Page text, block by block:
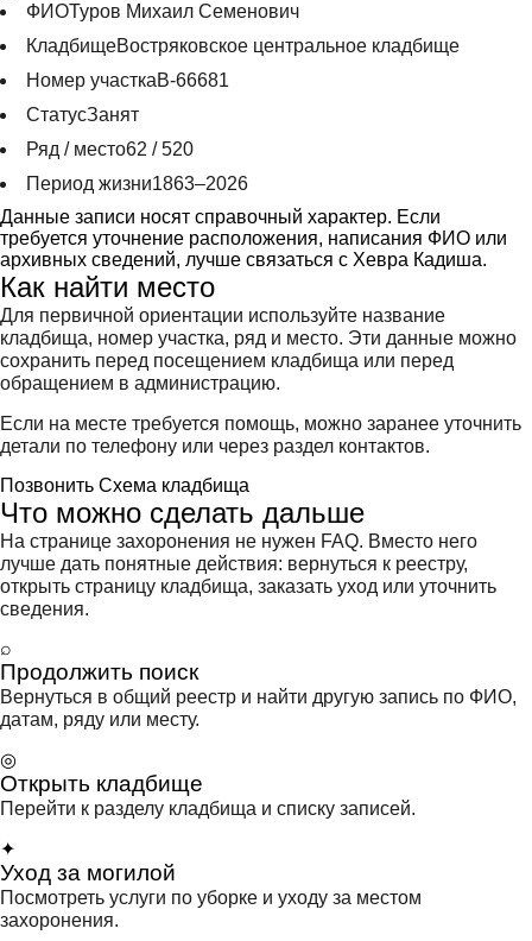
ФИОТуров Михаил Семенович
КладбищеВостряковское центральное кладбище
Номер участкаВ-66681
СтатусЗанят
Ряд / место62 / 520
Период жизни1863–2026
Данные записи носят справочный характер. Если
требуется уточнение расположения, написания ФИО или
архивных сведений, лучше связаться с Хевра Кадиша.
Как найти место
Для первичной ориентации используйте название
кладбища, номер участка, ряд и место. Эти данные можно
сохранить перед посещением кладбища или перед
обращением в администрацию.
Если на месте требуется помощь, можно заранее уточнить
детали по телефону или через раздел контактов.
Позвонить Схема кладбища
Что можно сделать дальше
На странице захоронения не нужен FAQ. Вместо него
лучше дать понятные действия: вернуться к реестру,
открыть страницу кладбища, заказать уход или уточнить
сведения.
⌕
Продолжить поиск
Вернуться в общий реестр и найти другую запись по ФИО,
датам, ряду или месту.
◎
Открыть кладбище
Перейти к разделу кладбища и списку записей.
✦
Уход за могилой
Посмотреть услуги по уборке и уходу за местом
захоронения.